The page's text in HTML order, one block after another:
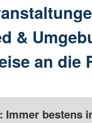
&
an die
Immer bestens